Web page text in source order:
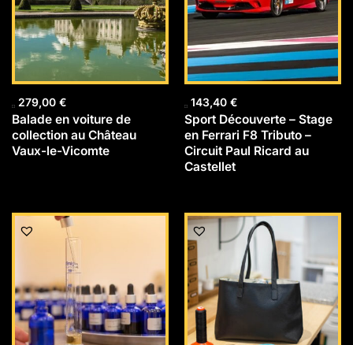
279,00 €
Balade en voiture de
collection au Château
Vaux-le-Vicomte
143,40 €
Sport Découverte – Stage
en Ferrari F8 Tributo –
Circuit Paul Ricard au
Castellet